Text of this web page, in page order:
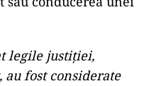
legile justiției,
au fost considerate